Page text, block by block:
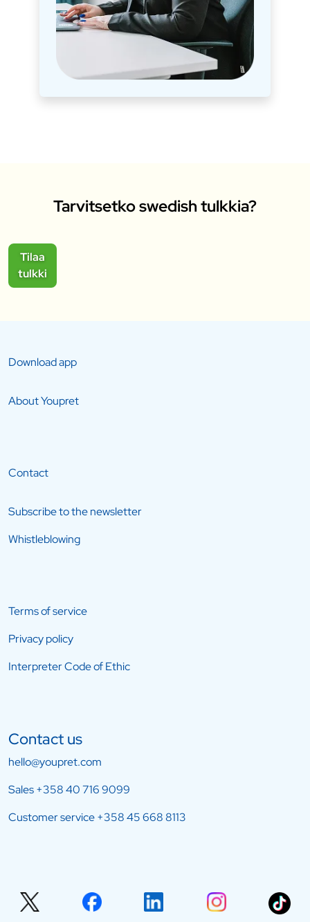
Tarvitsetko swedish tulkkia?
Tilaa
tulkki
Download app
About Youpret
Contact
Subscribe to the newsletter
Whistleblowing
Terms of service
Privacy policy
Interpreter Code of Ethic
Contact us
hello@youpret.com
Sales+358 40 716 9099
Customer service+358 45 668 8113